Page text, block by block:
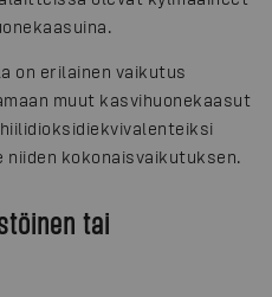
on erilainen vaikutus
muut kasvihuonekaasut
niiden kokonaisvaikutuksen.
tai